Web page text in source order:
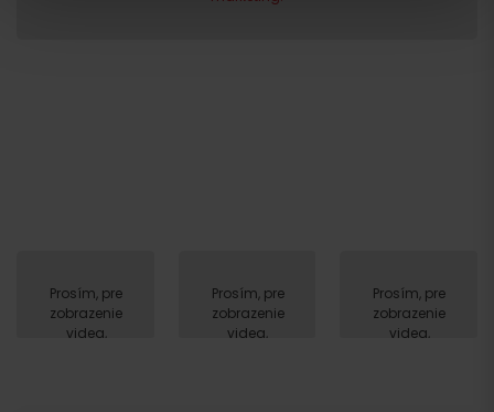
Prosím, pre
zobrazenie
videa,
Prosím, pre
zobrazenie
videa,
Prosím, pre
zobrazenie
videa,